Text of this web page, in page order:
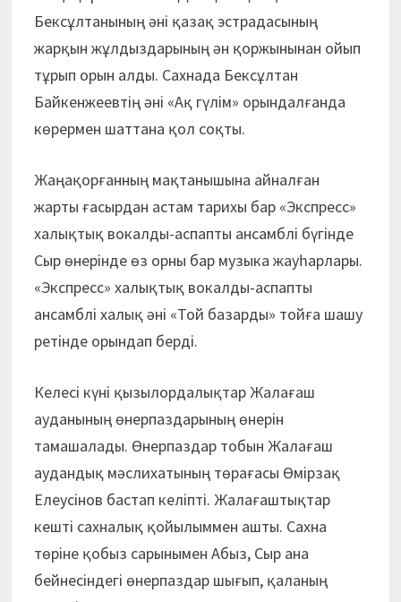
Бексұлтанының әні қазақ эстрадасының
жарқын жұлдыздарының ән қоржынынан ойып
тұрып орын алды. Сахнада Бексұлтан
Байкенжеевтің әні «Ақ гүлім» орындалғанда
көрермен шаттана қол соқты.
Жаңақорғанның мақтанышына айналған
жарты ғасырдан астам тарихы бар «Экспресс»
халықтық вокалды-аспапты ансамблі бүгінде
Сыр өнерінде өз орны бар музыка жауһарлары.
«Экспресс» халықтық вокалды-аспапты
ансамблі халық әні «Той базарды» тойға шашу
ретінде орындап берді.
Келесі күні қызылордалықтар Жалағаш
ауданының өнерпаздарының өнерін
тамашалады. Өнерпаздар тобын Жалағаш
аудандық мәслихатының төрағасы Өмірзақ
Елеусінов бастап келіпті. Жалағаштықтар
кешті сахналық қойылыммен ашты. Сахна
төріне қобыз сарынымен Абыз, Сыр ана
бейнесіндегі өнерпаздар шығып, қаланың